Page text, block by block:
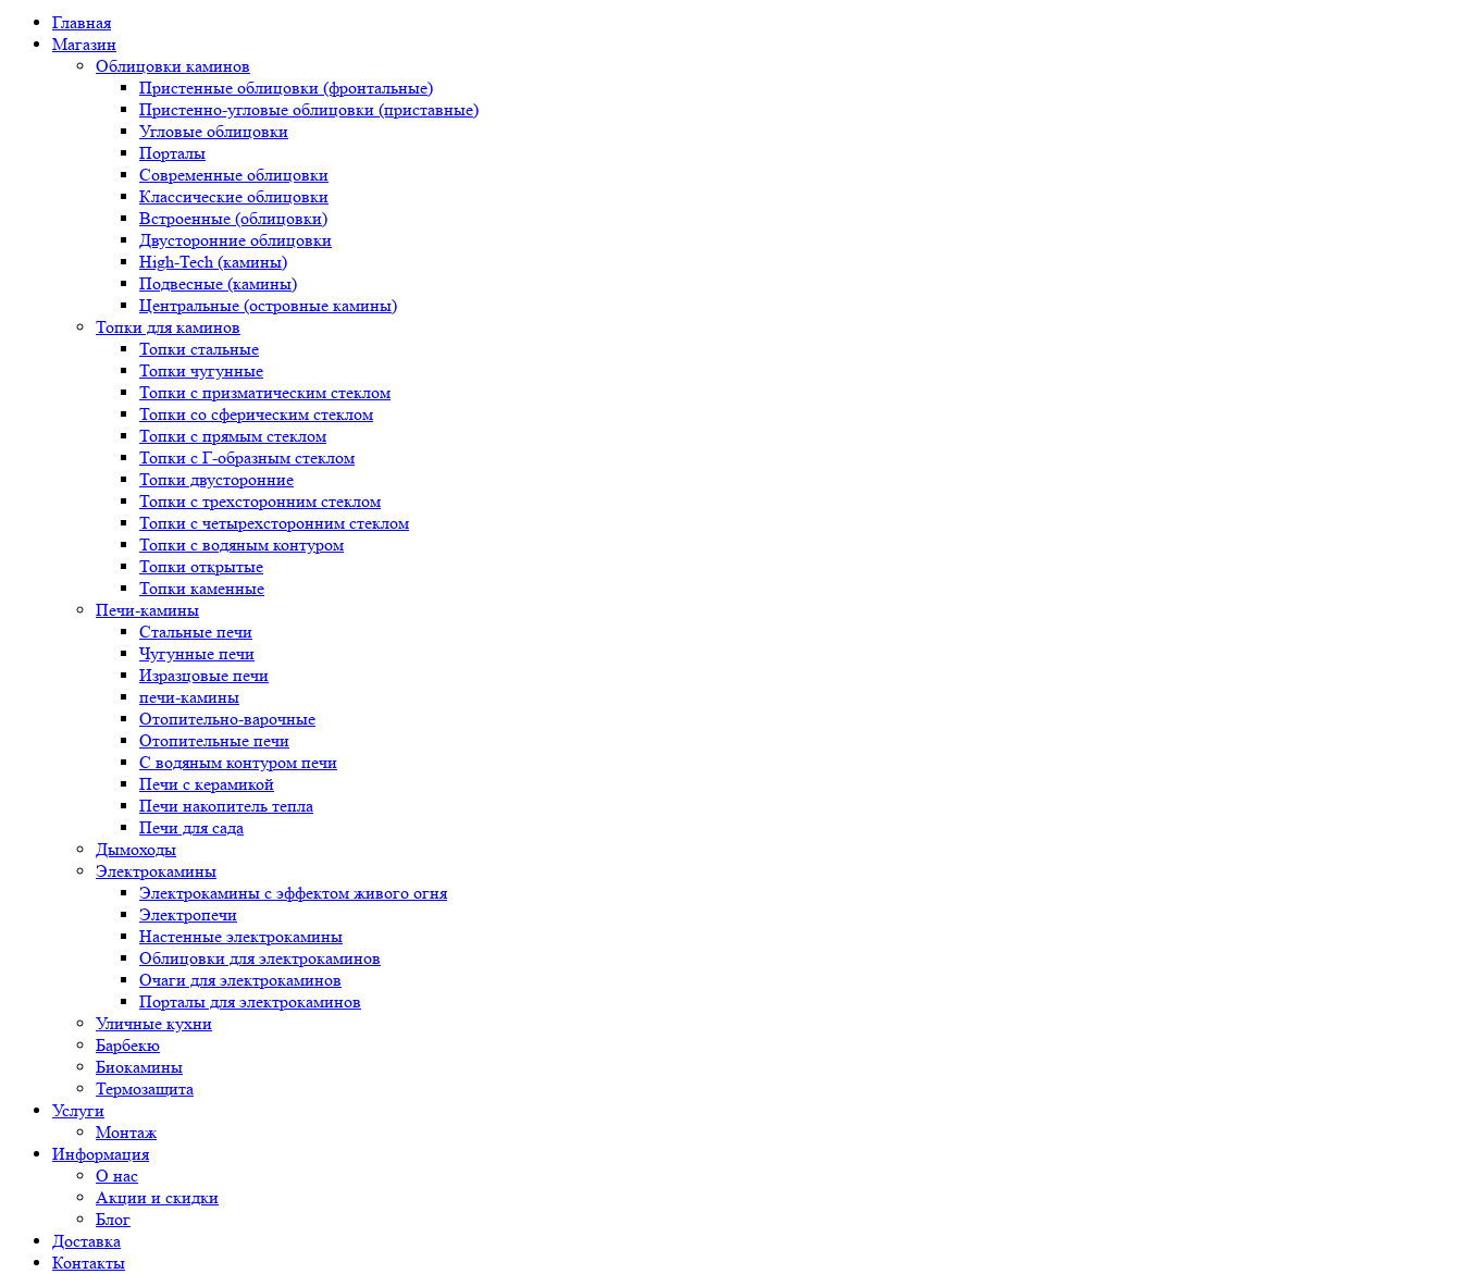
Главная
Магазин
Облицовки каминов
Пристенные облицовки (фронтальные)
Пристенно-угловые облицовки (приставные)
Угловые облицовки
Порталы
Современные облицовки
Классические облицовки
Встроенные (облицовки)
Двусторонние облицовки
High-Tech (камины)
Подвесные (камины)
Центральные (островные камины)
Топки для каминов
Топки стальные
Топки чугунные
Топки с призматическим стеклом
Топки со сферическим стеклом
Топки с прямым стеклом
Топки с Г-образным стеклом
Топки двусторонние
Топки с трехсторонним стеклом
Топки с четырехсторонним стеклом
Топки с водяным контуром
Топки открытые
Топки каменные
Печи-камины
Стальные печи
Чугунные печи
Изразцовые печи
печи-камины
Отопительно-варочные
Отопительные печи
С водяным контуром печи
Печи с керамикой
Печи накопитель тепла
Печи для сада
Дымоходы
Электрокамины
Электрокамины с эффектом живого огня
Электропечи
Настенные электрокамины
Облицовки для электрокаминов
Очаги для электрокаминов
Порталы для электрокаминов
Уличные кухни
Барбекю
Биокамины
Термозащита
Услуги
Монтаж
Информация
О нас
Акции и скидки
Блог
Доставка
Контакты